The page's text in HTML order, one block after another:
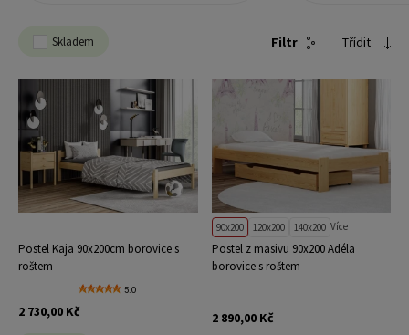
Skladem Filtr Třídit
Postel Kaja 90x200cm borovice s
roštem
5.0
2 730,00 Kč
90x200 120x200 140x200 Více
Postel z masivu 90x200 Adéla
borovice s roštem
2 890,00 Kč